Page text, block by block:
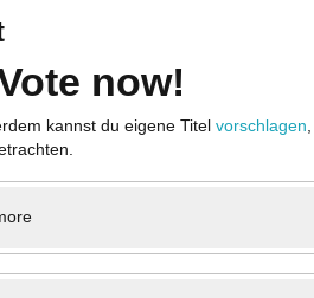
now!
kannst du eigene Titel vorschlagen